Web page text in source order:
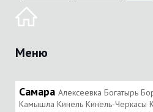
Меню
Самара Алексеевка Богатырь
Камышла Кинель Кинель-Черкасы